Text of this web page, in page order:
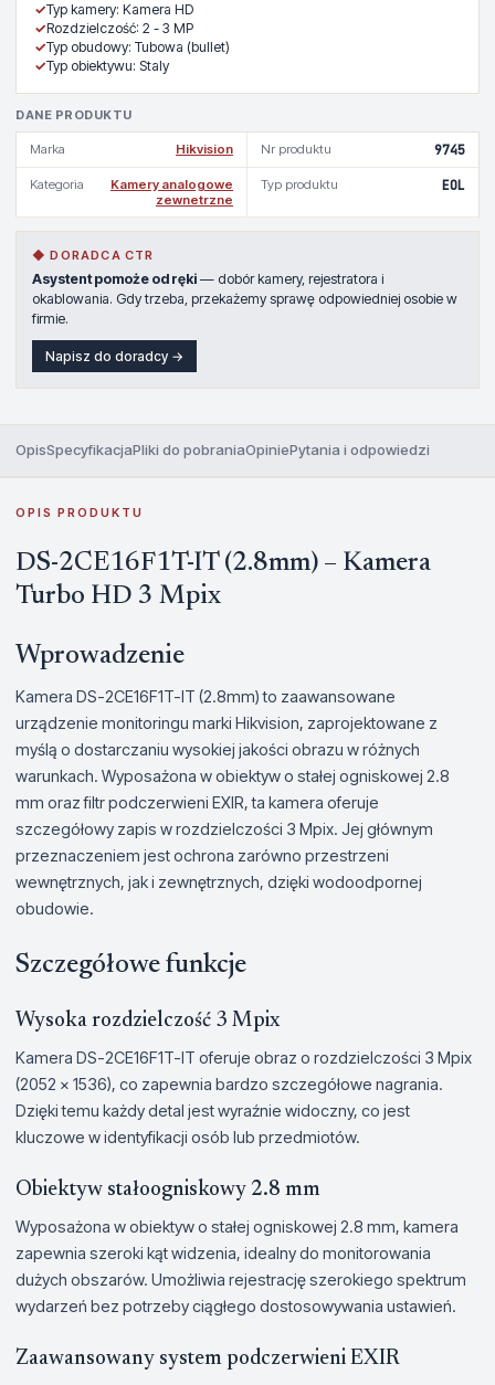
✓Typ kamery: Kamera HD
✓Rozdzielczość: 2 - 3 MP
✓Typ obudowy: Tubowa (bullet)
✓Typ obiektywu: Staly
DANE PRODUKTU
Marka Hikvision Nr produktu 9745
Kategoria
Kamery analogowe
zewnetrzne
Typ produktu EOL
◆ DORADCA CTR
Asystent pomoże od ręki — dobór kamery, rejestratora i
okablowania. Gdy trzeba, przekażemy sprawę odpowiedniej osobie w
firmie.
Napisz do doradcy →
OpisSpecyfikacjaPliki do pobraniaOpiniePytania i odpowiedzi
OPIS PRODUKTU
DS-2CE16F1T-IT (2.8mm) – Kamera
Turbo HD 3 Mpix
Wprowadzenie
Kamera DS-2CE16F1T-IT (2.8mm) to zaawansowane
urządzenie monitoringu marki Hikvision, zaprojektowane z
myślą o dostarczaniu wysokiej jakości obrazu w różnych
warunkach. Wyposażona w obiektyw o stałej ogniskowej 2.8
mm oraz filtr podczerwieni EXIR, ta kamera oferuje
szczegółowy zapis w rozdzielczości 3 Mpix. Jej głównym
przeznaczeniem jest ochrona zarówno przestrzeni
wewnętrznych, jak i zewnętrznych, dzięki wodoodpornej
obudowie.
Szczegółowe funkcje
Wysoka rozdzielczość 3 Mpix
Kamera DS-2CE16F1T-IT oferuje obraz o rozdzielczości 3 Mpix
(2052 x 1536), co zapewnia bardzo szczegółowe nagrania.
Dzięki temu każdy detal jest wyraźnie widoczny, co jest
kluczowe w identyfikacji osób lub przedmiotów.
Obiektyw stałoogniskowy 2.8 mm
Wyposażona w obiektyw o stałej ogniskowej 2.8 mm, kamera
zapewnia szeroki kąt widzenia, idealny do monitorowania
dużych obszarów. Umożliwia rejestrację szerokiego spektrum
wydarzeń bez potrzeby ciągłego dostosowywania ustawień.
Zaawansowany system podczerwieni EXIR